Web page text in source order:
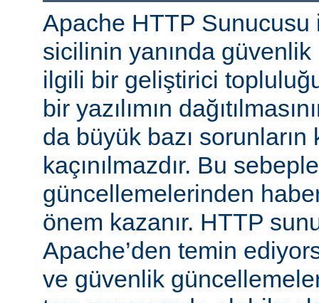
Apache HTTP Sunucusu
sicilinin yanında
ilgili bir geliştirici
bir yazılımın
da büyük bazı
kaçınılmazdır. Bu
güncellemelerinden
önem kazanır. HTTP
Apache’den temin
ve güvenlik